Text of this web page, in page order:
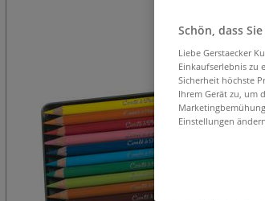
Schön, dass
Liebe Gerstaecker
Einkaufserlebnis zu
Sicherheit höchste
Ihrem Gerät zu, um
Einstellungen